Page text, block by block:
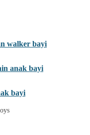
Tag
walker bayi
anak bayi
bayi